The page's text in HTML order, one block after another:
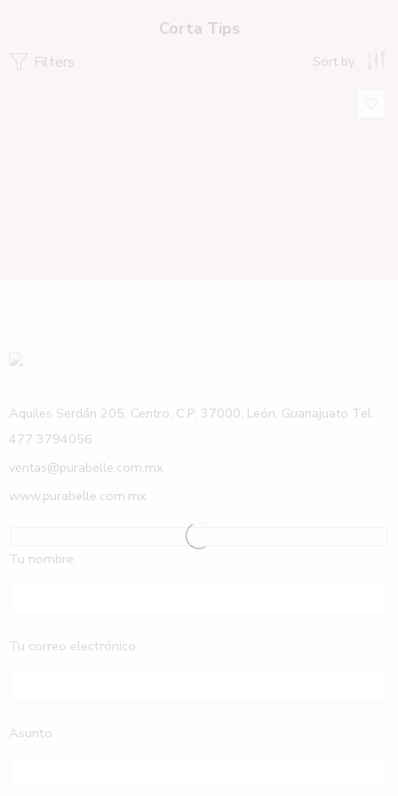
Corta Tips
Filters Sort by
Aquiles Serdán 205, Centro, C.P. 37000, León, Guanajuato Tel.
477 3794056
ventas@purabelle.com.mx
www.purabelle.com.mx
Tu nombre
Tu correo electrónico
Asunto